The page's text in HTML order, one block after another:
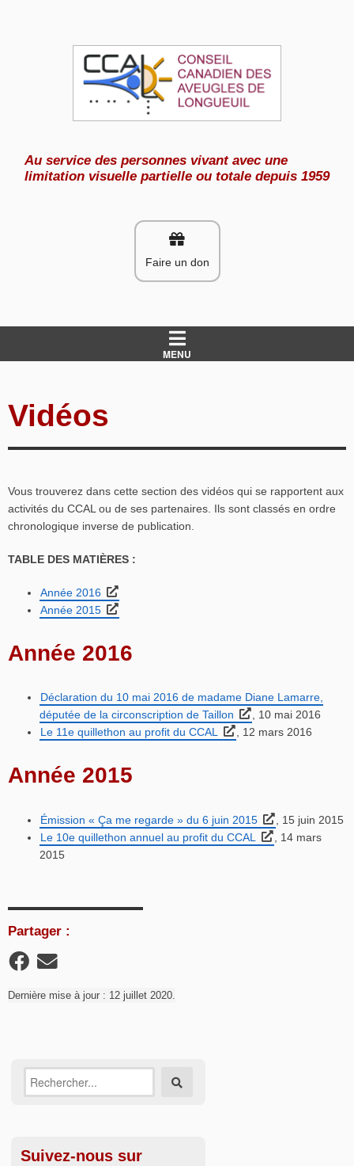
Au service des personnes vivant avec une
limitation visuelle partielle ou totale depuis 1959
Faire un don
MENU
Vidéos
Vous trouverez dans cette section des vidéos qui se rapportent aux
activités du CCAL ou de ses partenaires. Ils sont classés en ordre
chronologique inverse de publication.
TABLE DES MATIÈRES :
Année 2016
Année 2015
Année 2016
Déclaration du 10 mai 2016 de madame Diane Lamarre,
députée de la circonscription de Taillon
, 10 mai 2016
Le 11e quillethon au profit du CCAL
, 12 mars 2016
Année 2015
Émission « Ça me regarde » du 6 juin 2015
, 15 juin 2015
Le 10e quillethon annuel au profit du CCAL
, 14 mars
2015
Partager :
Dernière mise à jour : 12 juillet 2020.
sur:
Suivez-nous sur